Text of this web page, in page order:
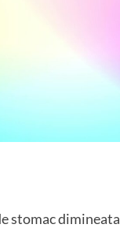
stomac dimineata